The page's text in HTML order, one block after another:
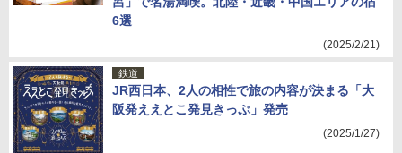
6選
(2025/2/21)
鉄道
JR西日本、2人の相性で旅の内容が決まる「大
阪発ええとこ発見きっぷ」発売
(2025/1/27)